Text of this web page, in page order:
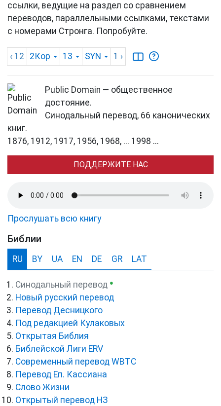
ссылки, ведущие на раздел со сравнением
переводов, параллельными ссылками, текстами
с номерами Стронга. Попробуйте.
‹ 12 2Кор 13 SYN 1 ›
Public Domain — общественное
достояние.
Синодальный перевод, 66 канонических
книг.
1876, 1912, 1917, 1956, 1968, ... 1998 ...
ПОДДЕРЖИТЕ НАС
Прослушать всю книгу
Библии
RU BY UA EN DE GR LAT
Синодальный перевод ●
Новый русский перевод
Перевод Десницкого
Под редакцией Кулаковых
Открытая Библия
Библейской Лиги ERV
Cовременный перевод WBTC
Перевод Еп. Кассиана
Слово Жизни
Открытый перевод НЗ